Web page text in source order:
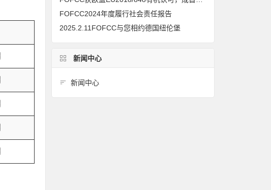
FOFCC2024年度履行社会责任报告
2025.2.11FOFCC与您相约德国纽伦堡
新闻中心
新闻中心